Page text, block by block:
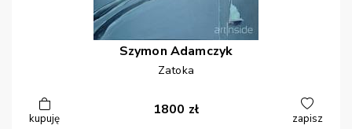
Szymon Adamczyk
Zatoka
kupuję
1800 zł
zapisz